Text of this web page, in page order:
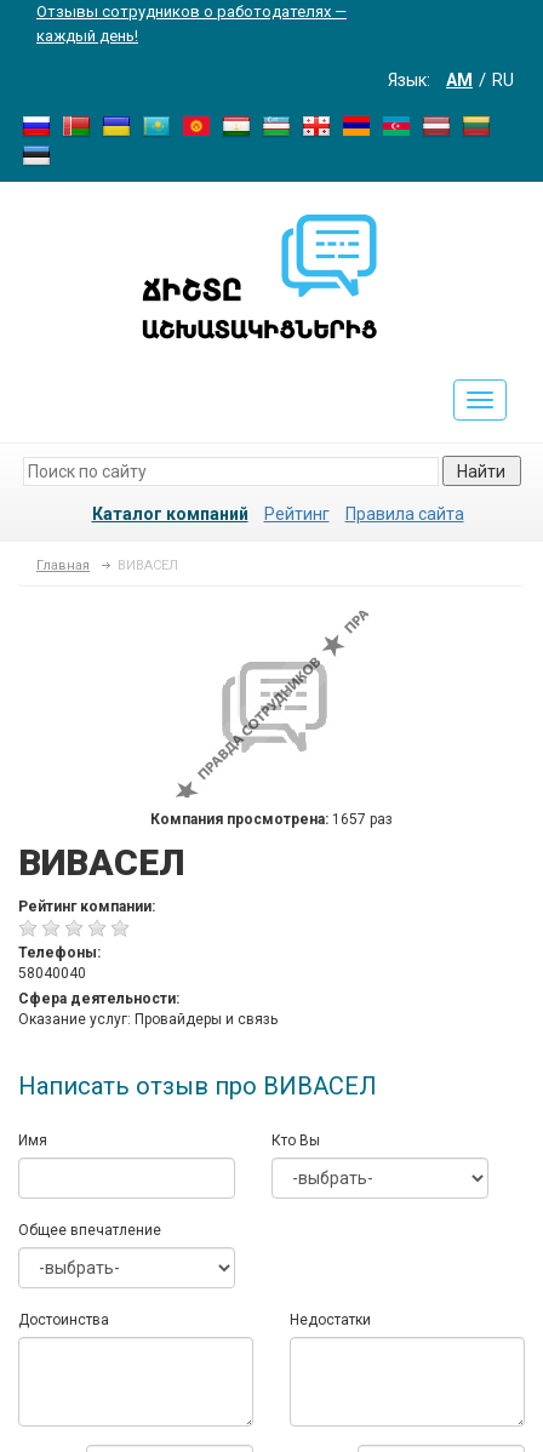
Отзывы сотрудников о работодателях —
каждый день!
Язык: AM RU
Toggle
Найти
Каталог компаний Рейтинг Правила сайта
Главная ВИВАСЕЛ
Компания просмотрена: 1657 раз
ВИВАСЕЛ
Рейтинг компании:
Телефоны:
58040040
Сфера деятельности:
Оказание услуг: Провайдеры и связь
Написать отзыв про ВИВАСЕЛ
Имя Кто Вы
Общее впечатление
Достоинства Недостатки